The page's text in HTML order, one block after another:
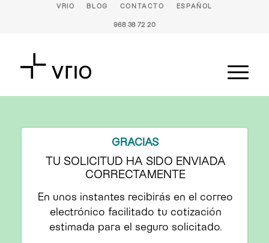
VRIO BLOG CONTACTO ESPAÑOL
968 38 72 20
GRACIAS
TU SOLICITUD HA SIDO ENVIADA
CORRECTAMENTE
En unos instantes recibirás en el correo
electrónico facilitado tu cotización
estimada para el seguro solicitado.